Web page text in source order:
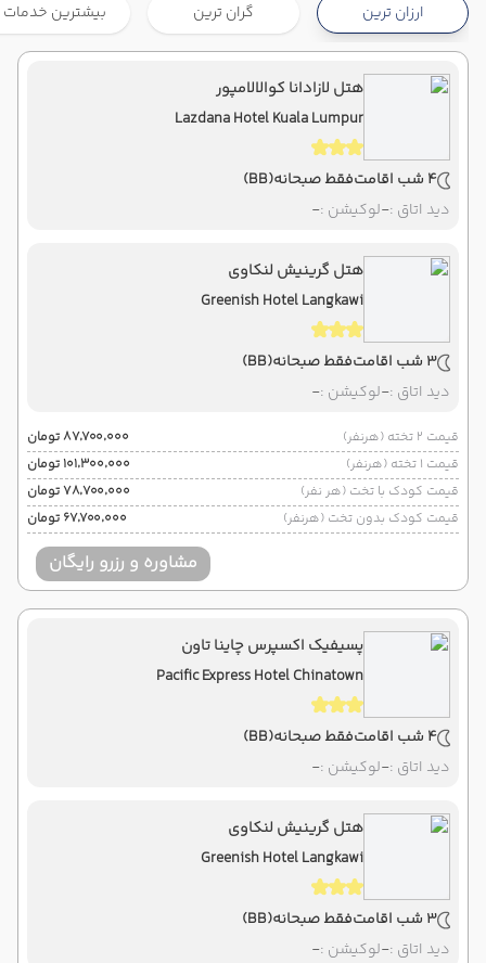
نوع سفر :هواییEconomy ماهان
ساعت حرکت :22:20
08:00
پایان سفر کوالالامپور , فرودگاه بین‌المللی کوالالامپور KUL
تهران ,
نوع سفر :هواییEconomy
ارزان ترین گران ترین بیشترین خدمات
هتل لازادانا کوالالامپور
Lazdana Hotel Kuala Lumpur
4 شب اقامت فقط صبحانه(BB)
دید اتاق :-لوکیشن :-
هتل گرینیش لنکاوی
Greenish Hotel Langkawi
3 شب اقامت فقط صبحانه(BB)
دید اتاق :-لوکیشن :-
قیمت 2 تخته (هرنفر)
۸۷٬۷۰۰٬۰۰۰ تومان
قیمت 1 تخته (هرنفر)
۱۰۱٬۳۰۰٬۰۰۰ تومان
قیمت کودک با تخت (هر نفر)
۷۸٬۷۰۰٬۰۰۰ تومان
قیمت کودک بدون تخت (هرنفر)
۶۷٬۷۰۰٬۰۰۰ تومان
مشاوره و رزرو رایگان
پسیفیک اکسپرس چاینا تاون
Pacific Express Hotel Chinatown
4 شب اقامت فقط صبحانه(BB)
دید اتاق :-لوکیشن :-
هتل گرینیش لنکاوی
Greenish Hotel Langkawi
3 شب اقامت فقط صبحانه(BB)
دید اتاق :-لوکیشن :-